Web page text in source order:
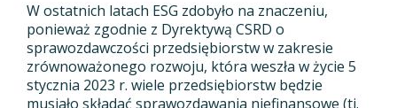
W ostatnich latach ESG zdobyło na znaczeniu,
ponieważ zgodnie z Dyrektywą CSRD o
sprawozdawczości przedsiębiorstw w zakresie
zrównoważonego rozwoju, która weszła w życie 5
stycznia 2023 r. wiele przedsiębiorstw będzie
musiało składać sprawozdawania niefinansowe (tj.